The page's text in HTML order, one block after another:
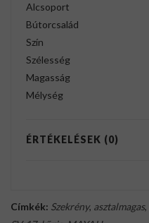
Alcsoport
Bútorcsalád
Szín
Szélesség
Magasság
Mélység
ÉRTÉKELÉSEK (0)
Címkék: Szekrény, asztalmagas,